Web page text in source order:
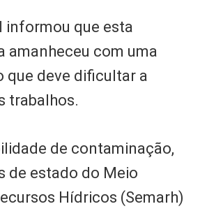
informou que esta
amanheceu com uma
que deve dificultar a
trabalhos.
de contaminação,
de estado do Meio
Hídricos (Semarh)